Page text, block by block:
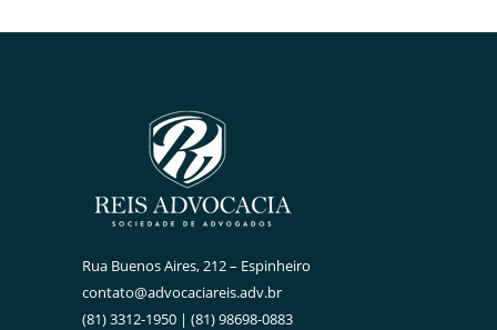
Rua Buenos Aires, 212 – Espinheiro
contato@advocaciareis.adv.br
(81) 3312-1950 | (81) 98698-0883